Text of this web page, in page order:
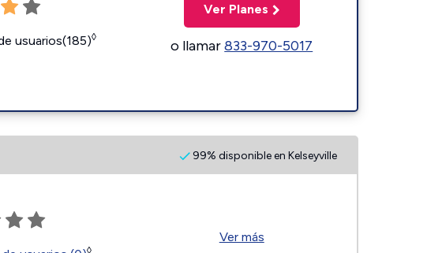
usuarios(185)◊
Ver Planes
o llamar833-970-5017
99% disponible en Kelseyville
◊
Ver más